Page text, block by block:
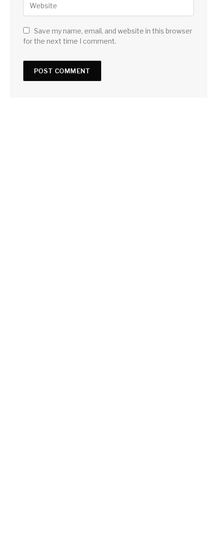
Save my name, email, and website in this browser
for the next time I comment.